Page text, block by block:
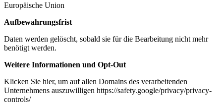
Europäische Union
Aufbewahrungsfrist
Daten werden gelöscht, sobald sie für die Bearbeitung nicht mehr
benötigt werden.
Weitere Informationen und Opt-Out
Klicken Sie hier, um auf allen Domains des verarbeitenden
Unternehmens auszuwilligen https://safety.google/privacy/privacy-
controls/